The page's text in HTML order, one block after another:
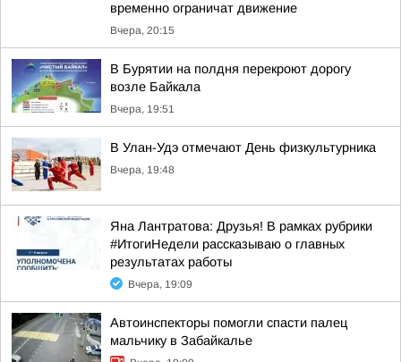
временно ограничат движение
Вчера, 20:15
В Бурятии на полдня перекроют дорогу
возле Байкала
Вчера, 19:51
В Улан-Удэ отмечают День физкультурника
Вчера, 19:48
Яна Лантратова: Друзья! В рамках рубрики
#ИтогиНедели рассказываю о главных
результатах работы
Вчера, 19:09
Автоинспекторы помогли спасти палец
мальчику в Забайкалье